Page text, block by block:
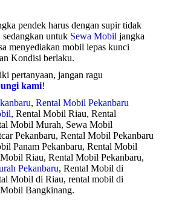
pendek harus dengan supir tidak
untuk Sewa Mobil jangka
menyediakan mobil lepas kunci
Kondisi berlaku.
pertanyaan, jangan ragu
kami!
, Rental Mobil Pekanbaru
, Rental Mobil Riau, Rental
Mobil Murah, Sewa Mobil
Pekanbaru, Rental Mobil Pekanbaru
Panam Pekanbaru, Rental Mobil
Riau, Rental Mobil Pekanbaru,
Pekanbaru, Rental Mobil di
Mobil di Riau, rental mobil di
Bangkinang.